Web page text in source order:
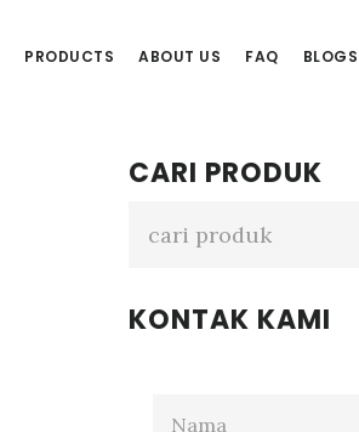
PRODUCTS ABOUT US FAQ BLOGS
Primary
Sidebar
CARI PRODUK
KONTAK KAMI